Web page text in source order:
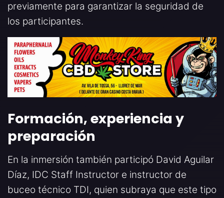
previamente para garantizar la seguridad de
los participantes.
Formación, experiencia y
preparación
En la inmersión también participó David Aguilar
Díaz, IDC Staff Instructor e instructor de
buceo técnico TDI, quien subraya que este tipo